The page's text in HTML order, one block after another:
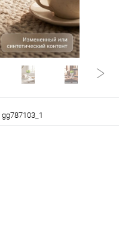
gg787103_1